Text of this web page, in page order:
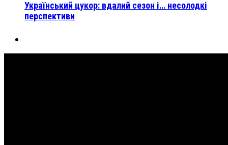
Український цукор: вдалий сезон і… несолодкі
перспективи